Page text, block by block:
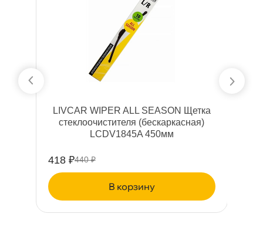
LIVCAR WIPER ALL SEASON Щетка
стеклоочистителя (бескаркасная)
LCDV1845A 450мм
418 ₽440 ₽
корзину